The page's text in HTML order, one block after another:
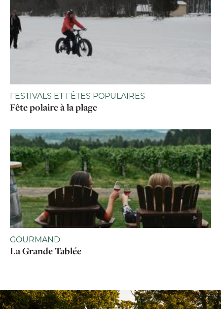
FESTIVALS ET FÊTES POPULAIRES
Fête polaire à la plage
GOURMAND
La Grande Tablée